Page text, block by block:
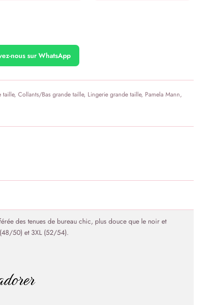
nous sur WhatsApp
taille, Collants/Bas grande taille, Lingerie grande taille, Pamela Mann,
des tenues de bureau chic, plus douce que le noir et
50) et 3XL (52/54).